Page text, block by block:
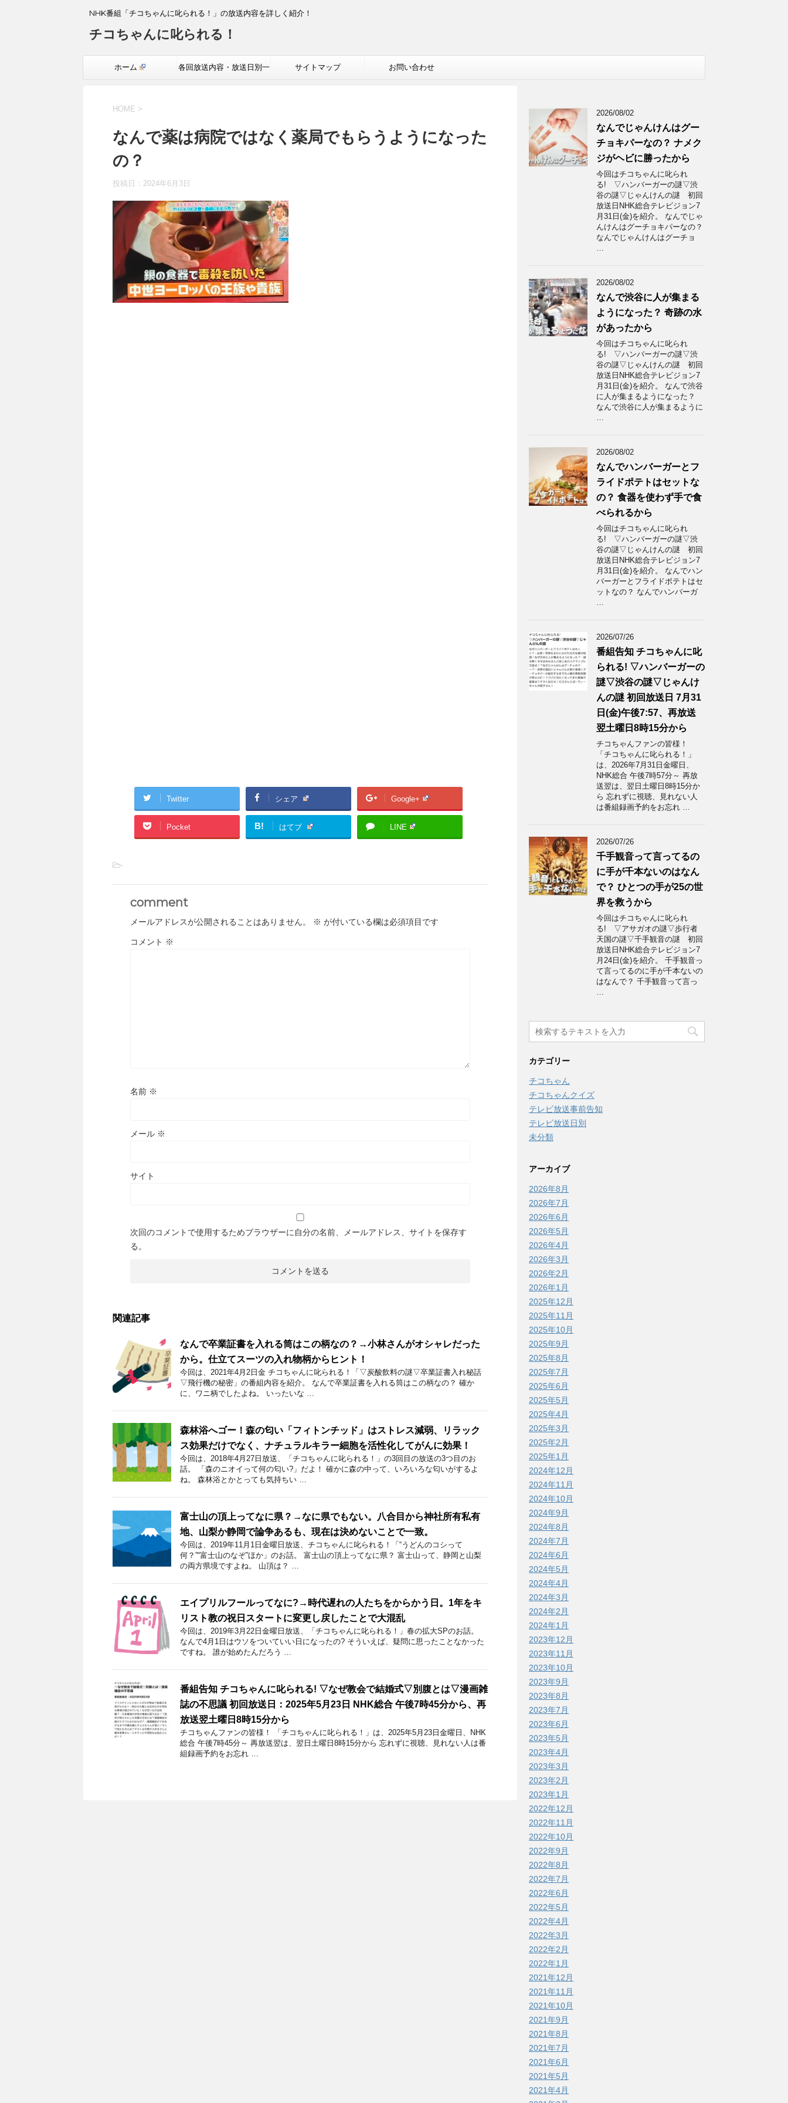
NHK番組「チコちゃんに叱られる！」の放送内容を詳しく紹介！
チコちゃんに叱られる！
ホーム 各回放送内容・放送日別一 サイトマップ お問い合わせ
HOME >
なんで薬は病院ではなく薬局でもらうようになった
の？
投稿日： 2024年6月3日
Twitter シェア Google+
Pocket B! はてブ LINE
-
comment
メールアドレスが公開されることはありません。 ※ が付いている欄は必須項目です
コメント ※
名前 ※
メール ※
サイト
次回のコメントで使用するためブラウザーに自分の名前、メールアドレス、サイトを保存す
る。
関連記事
なんで卒業証書を入れる筒はこの柄なの？→小林さんがオシャレだった
から。仕立てスーツの入れ物柄からヒント！
今回は、2021年4月2日金 チコちゃんに叱られる！「▽炭酸飲料の謎▽卒業証書入れ秘話
▽飛行機の秘密」の番組内容を紹介。 なんで卒業証書を入れる筒はこの柄なの？ 確か
に、ワニ柄でしたよね。 いったいな …
森林浴へゴー！森の匂い「フィトンチッド」はストレス減弱、リラック
ス効果だけでなく、ナチュラルキラー細胞を活性化してがんに効果！
今回は、2018年4月27日放送、「チコちゃんに叱られる！」の3回目の放送の3つ目のお
話。 「森のニオイって何の匂い?」だよ！ 確かに森の中って、いろいろな匂いがするよ
ね。 森林浴とかとっても気持ちい …
富士山の頂上ってなに県？→なに県でもない。八合目から神社所有私有
地、山梨か静岡で論争あるも、現在は決めないことで一致。
今回は、2019年11月1日金曜日放送、チコちゃんに叱られる！「“うどんのコシって
何？”“富士山のなぞ”ほか」のお話。 富士山の頂上ってなに県？ 富士山って、静岡と山梨
の両方県境ですよね。 山頂は？ …
エイプリルフールってなに?→時代遅れの人たちをからかう日。1年をキ
リスト教の祝日スタートに変更し戻したことで大混乱
今回は、2019年3月22日金曜日放送、「チコちゃんに叱られる！」春の拡大SPのお話。
なんで4月1日はウソをついていい日になったの? そういえば、疑問に思ったことなかった
ですね。 誰が始めたんだろう …
番組告知 チコちゃんに叱られる! ▽なぜ教会で結婚式▽別腹とは▽漫画雑
誌の不思議 初回放送日：2025年5月23日 NHK総合 午後7時45分から、再
放送翌土曜日8時15分から
チコちゃんファンの皆様！ 「チコちゃんに叱られる！」​は、2025年5月23日金曜日、NHK
総合 午後7時45分～ 再放送翌は、翌日土曜日8時15分から 忘れずに視聴、見れない人は番
組録画予約をお忘れ …
2026/08/02
なんでじゃんけんはグー
チョキパーなの？ ナメク
ジがヘビに勝ったから
今回はチコちゃんに叱られ
る! ▽ハンバーガーの謎▽渋
谷の謎▽じゃんけんの謎 初回
放送日NHK総合テレビジョン7
月31日(金)を紹介。 なんでじゃ
んけんはグーチョキパーなの？
なんでじゃんけんはグーチョ
…
2026/08/02
なんで渋谷に人が集まる
ようになった？ 奇跡の水
があったから
今回はチコちゃんに叱られ
る! ▽ハンバーガーの謎▽渋
谷の謎▽じゃんけんの謎 初回
放送日NHK総合テレビジョン7
月31日(金)を紹介。 なんで渋谷
に人が集まるようになった？
なんで渋谷に人が集まるように
…
2026/08/02
なんでハンバーガーとフ
ライドポテトはセットな
の？ 食器を使わず手で食
べられるから
今回はチコちゃんに叱られ
る! ▽ハンバーガーの謎▽渋
谷の謎▽じゃんけんの謎 初回
放送日NHK総合テレビジョン7
月31日(金)を紹介。 なんでハン
バーガーとフライドポテトはセ
ットなの？ なんでハンバーガ
…
2026/07/26
番組告知 チコちゃんに叱
られる! ▽ハンバーガーの
謎▽渋谷の謎▽じゃんけ
んの謎 初回放送日 7月31
日(金)午後7:57、再放送
翌土曜日8時15分から
チコちゃんファンの皆様！
「チコちゃんに叱られる！」​
は、2026年7月31日金曜日、
NHK総合 午後7時57分～ 再放
送翌は、翌日土曜日8時15分か
ら 忘れずに視聴、見れない人
は番組録画予約をお忘れ …
2026/07/26
千手観音って言ってるの
に手が千本ないのはなん
で？ ひとつの手が25の世
界を救うから
今回はチコちゃんに叱られ
る! ▽アサガオの謎▽歩行者
天国の謎▽千手観音の謎 初回
放送日NHK総合テレビジョン7
月24日(金)を紹介。 千手観音っ
て言ってるのに手が千本ないの
はなんで？ 千手観音って言っ
…
カテゴリー
チコちゃん
チコちゃんクイズ
テレビ放送事前告知
テレビ放送日別
未分類
アーカイブ
2026年8月
2026年7月
2026年6月
2026年5月
2026年4月
2026年3月
2026年2月
2026年1月
2025年12月
2025年11月
2025年10月
2025年9月
2025年8月
2025年7月
2025年6月
2025年5月
2025年4月
2025年3月
2025年2月
2025年1月
2024年12月
2024年11月
2024年10月
2024年9月
2024年8月
2024年7月
2024年6月
2024年5月
2024年4月
2024年3月
2024年2月
2024年1月
2023年12月
2023年11月
2023年10月
2023年9月
2023年8月
2023年7月
2023年6月
2023年5月
2023年4月
2023年3月
2023年2月
2023年1月
2022年12月
2022年11月
2022年10月
2022年9月
2022年8月
2022年7月
2022年6月
2022年5月
2022年4月
2022年3月
2022年2月
2022年1月
2021年12月
2021年11月
2021年10月
2021年9月
2021年8月
2021年7月
2021年6月
2021年5月
2021年4月